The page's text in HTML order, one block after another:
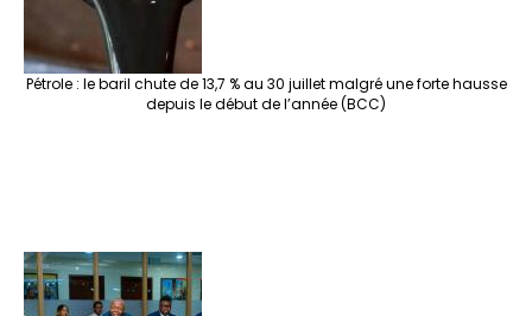
Pétrole : le baril chute de 13,7 % au 30 juillet malgré une forte hausse
depuis le début de l’année (BCC)